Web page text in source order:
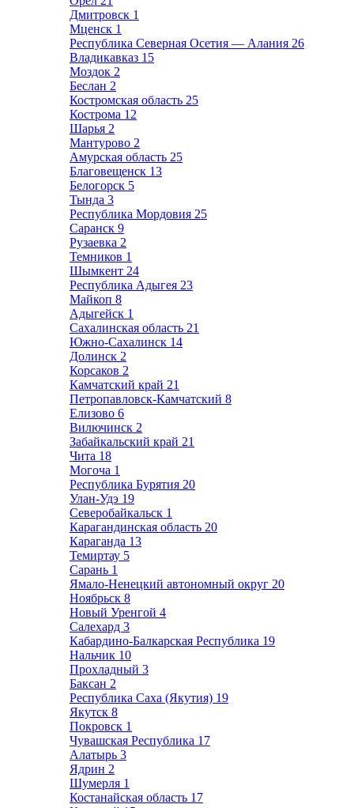
Дмитровск 1
Мценск 1
Республика Северная Осетия — Алания 26
Владикавказ 15
Моздок 2
Беслан 2
Костромская область 25
Кострома 12
Шарья 2
Мантурово 2
Амурская область 25
Благовещенск 13
Белогорск 5
Тында 3
Республика Мордовия 25
Саранск 9
Рузаевка 2
Темников 1
Шымкент 24
Республика Адыгея 23
Майкоп 8
Адыгейск 1
Сахалинская область 21
Южно-Сахалинск 14
Долинск 2
Корсаков 2
Камчатский край 21
Петропавловск-Камчатский 8
Елизово 6
Вилючинск 2
Забайкальский край 21
Чита 18
Могоча 1
Республика Бурятия 20
Улан-Удэ 19
Северобайкальск 1
Карагандинская область 20
Караганда 13
Темиртау 5
Сарань 1
Ямало-Ненецкий автономный округ 20
Ноябрьск 8
Новый Уренгой 4
Салехард 3
Кабардино-Балкарская Республика 19
Нальчик 10
Прохладный 3
Баксан 2
Республика Саха (Якутия) 19
Якутск 8
Покровск 1
Чувашская Республика 17
Алатырь 3
Ядрин 2
Шумерля 1
Костанайская область 17